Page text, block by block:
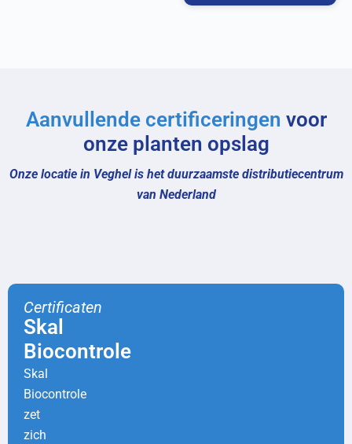
Aanvullende certificeringen voor
onze planten opslag
Onze locatie in Veghel is het duurzaamste distributiecentrum
van Nederland
Certificaten
Skal
Biocontrole
Skal
Biocontrole
zet
zich